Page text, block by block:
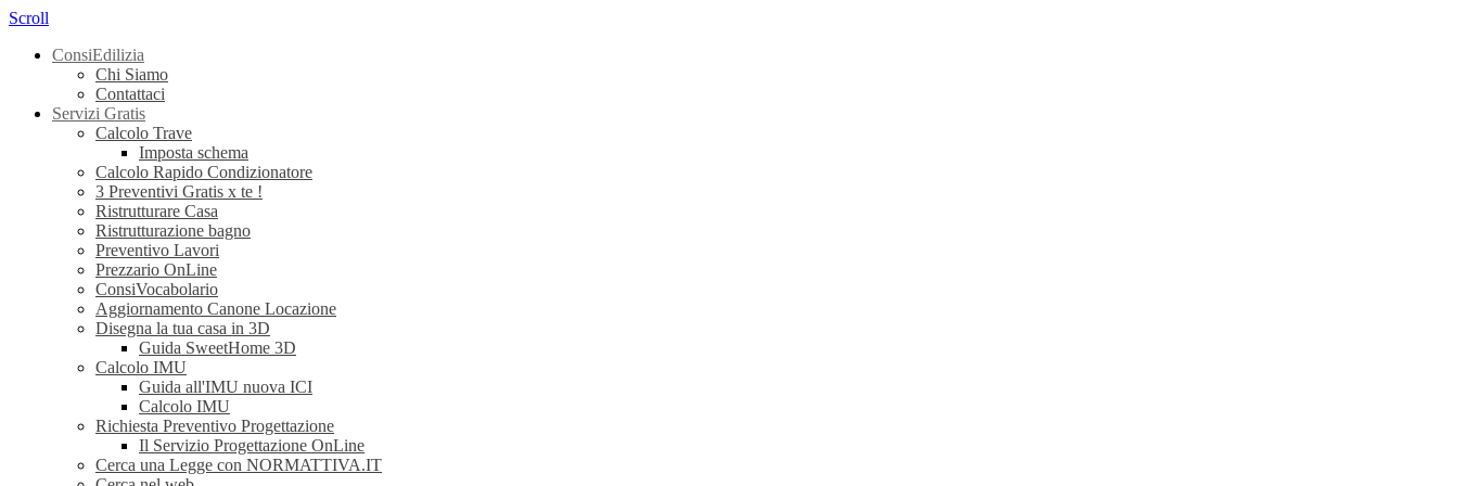
Scroll
ConsiEdilizia
Chi Siamo
Contattaci
Servizi Gratis
Calcolo Trave
Imposta schema
Calcolo Rapido Condizionatore
3 Preventivi Gratis x te !
Ristrutturare Casa
Ristrutturazione bagno
Preventivo Lavori
Prezzario OnLine
ConsiVocabolario
Aggiornamento Canone Locazione
Disegna la tua casa in 3D
Guida SweetHome 3D
Calcolo IMU
Guida all'IMU nuova ICI
Calcolo IMU
Richiesta Preventivo Progettazione
Il Servizio Progettazione OnLine
Cerca una Legge con NORMATTIVA.IT